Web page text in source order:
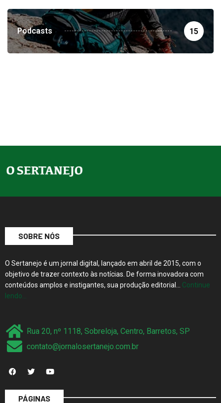
Podcasts 15
SOBRE NÓS
O Sertanejo é um jornal digital, lançado em abril de 2015, com o
objetivo de trazer contexto às notícias. De forma inovadora com
conteúdos amplos e instigantes, sua produção editorial… Continue
lendo…
Rua 20, nº 1118, Sobreloja, Centro, Barretos, SP
contato@jornalosertanejo.com.br
PÁGINAS